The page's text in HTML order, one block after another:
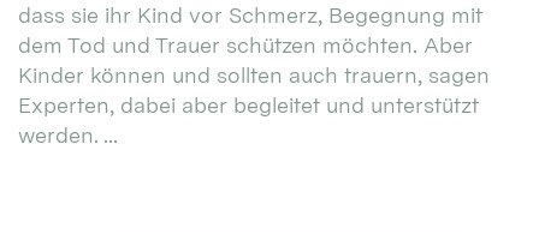
dass sie ihr Kind vor Schmerz, Begegnung mit
dem Tod und Trauer schützen möchten. Aber
Kinder können und sollten auch trauern, sagen
Experten, dabei aber begleitet und unterstützt
werden. ...